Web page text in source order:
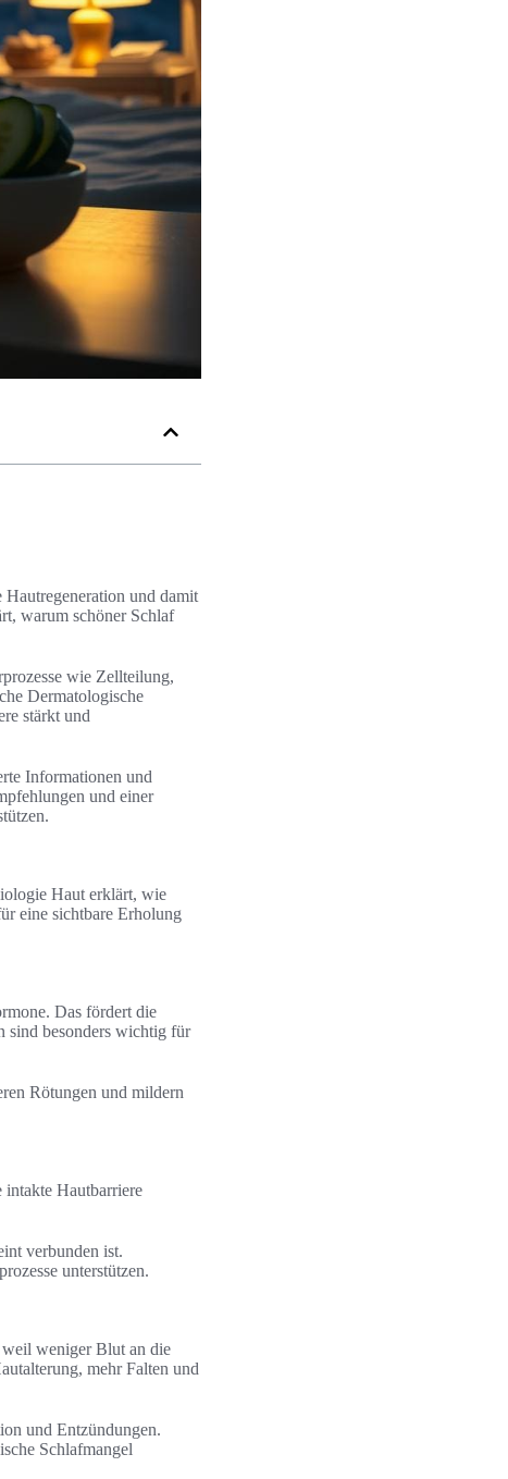
Hautregeneration und damit
warum schöner Schlaf
wie Zellteilung,
Dermatologische
stärkt und
Informationen und
und einer
Haut erklärt, wie
eine sichtbare Erholung
Das fördert die
sind besonders wichtig für
Rötungen und mildern
Hautbarriere
verbunden ist.
unterstützen.
weniger Blut an die
mehr Falten und
und Entzündungen.
Schlafmangel